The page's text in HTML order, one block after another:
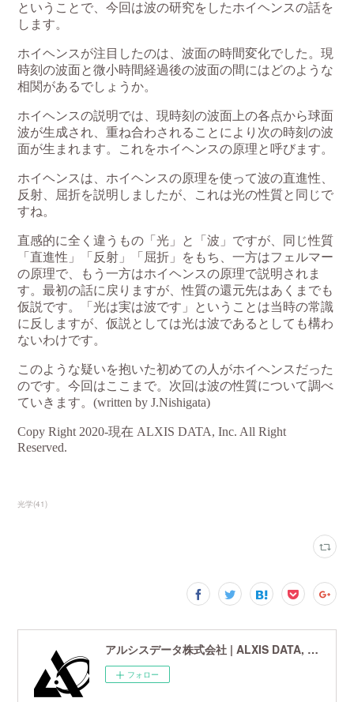
光学(41)
アルシスデータ株式会社 | ALXIS DATA, Inc. | 世界最先端の画像鮮鋭化技術研究開発企業
フォロー